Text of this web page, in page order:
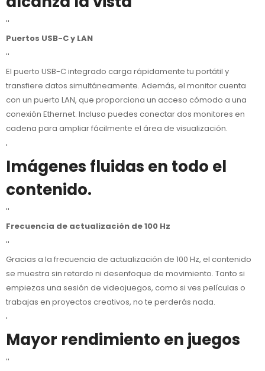
''
Puertos USB-C y LAN
''
El puerto USB-C integrado carga rápidamente tu portátil y
transfiere datos simultáneamente. Además, el monitor cuenta
con un puerto LAN, que proporciona un acceso cómodo a una
conexión Ethernet. Incluso puedes conectar dos monitores en
cadena para ampliar fácilmente el área de visualización.
'
Imágenes fluidas en todo el
contenido.
''
Frecuencia de actualización de 100 Hz
''
Gracias a la frecuencia de actualización de 100 Hz, el contenido
se muestra sin retardo ni desenfoque de movimiento. Tanto si
empiezas una sesión de videojuegos, como si ves películas o
trabajas en proyectos creativos, no te perderás nada.
'
Mayor rendimiento en juegos
''